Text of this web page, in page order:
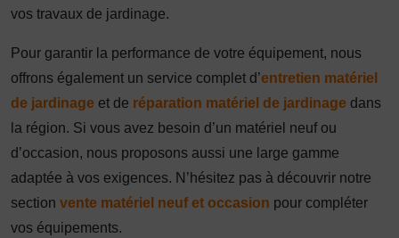
vos travaux de jardinage.
Pour garantir la performance de votre équipement, nous
offrons également un service complet d’entretien matériel
de jardinage et de réparation matériel de jardinage dans
la région. Si vous avez besoin d’un matériel neuf ou
d’occasion, nous proposons aussi une large gamme
adaptée à vos exigences. N’hésitez pas à découvrir notre
section vente matériel neuf et occasion pour compléter
vos équipements.